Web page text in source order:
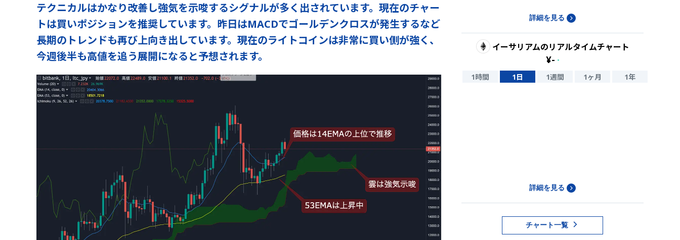
テクニカルはかなり改善し強気を示唆するシグナルが多く出されています。現在のチャー
トは買いポジションを推奨しています。昨日はMACDでゴールデンクロスが発生するなど
長期のトレンドも再び上向き出しています。現在のライトコインは非常に買い側が強く、
今週後半も高値を追う展開になると予想されます。
詳細を見る
イーサリアムのリアルタイムチャート
¥- -
1時間 1日 1週間 1ヶ月 1年
詳細を見る
チャート一覧